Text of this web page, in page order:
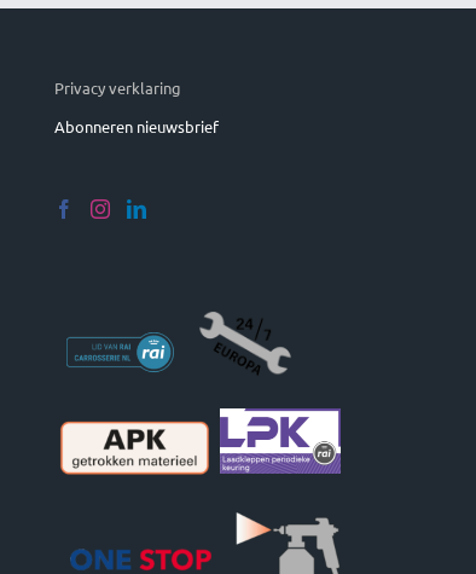
Privacy verklaring
Abonneren nieuwsbrief